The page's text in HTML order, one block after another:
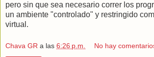
pero sin que sea necesario correr los
un ambiente "controlado" y restringido
virtual.
Chava GR a las 6:26 p.m. No hay